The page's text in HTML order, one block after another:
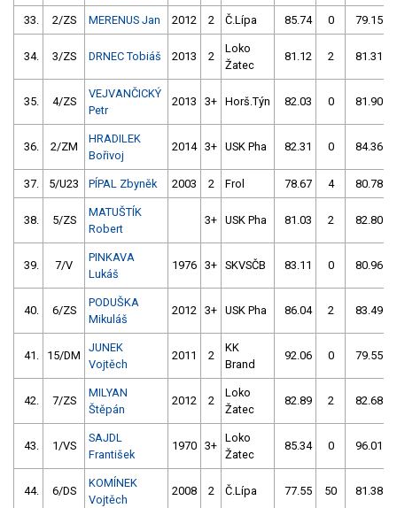
33. 2/ZS MERENUS Jan 2012 2 Č.Lípa 85.74 0 79.15
34. 3/ZS DRNEC Tobiáš 2013 2
Loko
Žatec
81.12 2 81.31
35. 4/ZS
VEJVANČICKÝ
Petr
2013 3+ Horš.Týn 82.03 0 81.90
36. 2/ZM
HRADILEK
Bořivoj
2014 3+ USK Pha 82.31 0 84.36
37. 5/U23 PÍPAL Zbyněk 2003 2 Frol 78.67 4 80.78
38. 5/ZS
MATUŠTÍK
Robert
3+ USK Pha 81.03 2 82.80
39. 7/V
PINKAVA
Lukáš
1976 3+ SKVSČB 83.11 0 80.96
40. 6/ZS
PODUŠKA
Mikuláš
2012 3+ USK Pha 86.04 2 83.49
41. 15/DM
JUNEK
Vojtěch
2011 2
KK
Brand
92.06 0 79.55
42. 7/ZS
MILYAN
Štěpán
2012 2
Loko
Žatec
82.89 2 82.68
43. 1/VS
SAJDL
František
1970 3+
Loko
Žatec
85.34 0 96.01
44. 6/DS
KOMÍNEK
Vojtěch
2008 2 Č.Lípa 77.55 50 81.38